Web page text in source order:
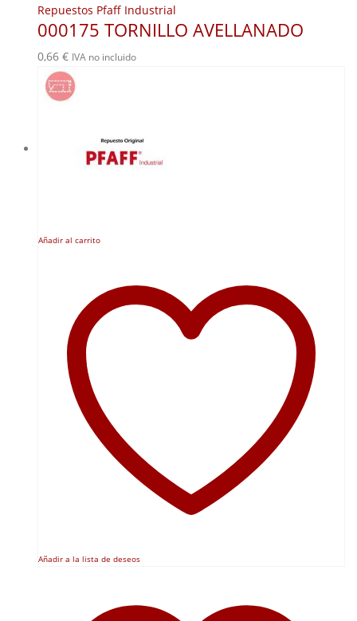
Repuestos Pfaff Industrial
000175 TORNILLO AVELLANADO
0,66 € IVA no incluido
Añadir al carrito
Añadir a la lista de deseos